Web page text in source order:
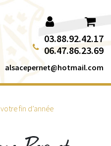
03.88.92.42.17
06.47.86.23.69
alsacepernet@hotmail.com
fin d’année